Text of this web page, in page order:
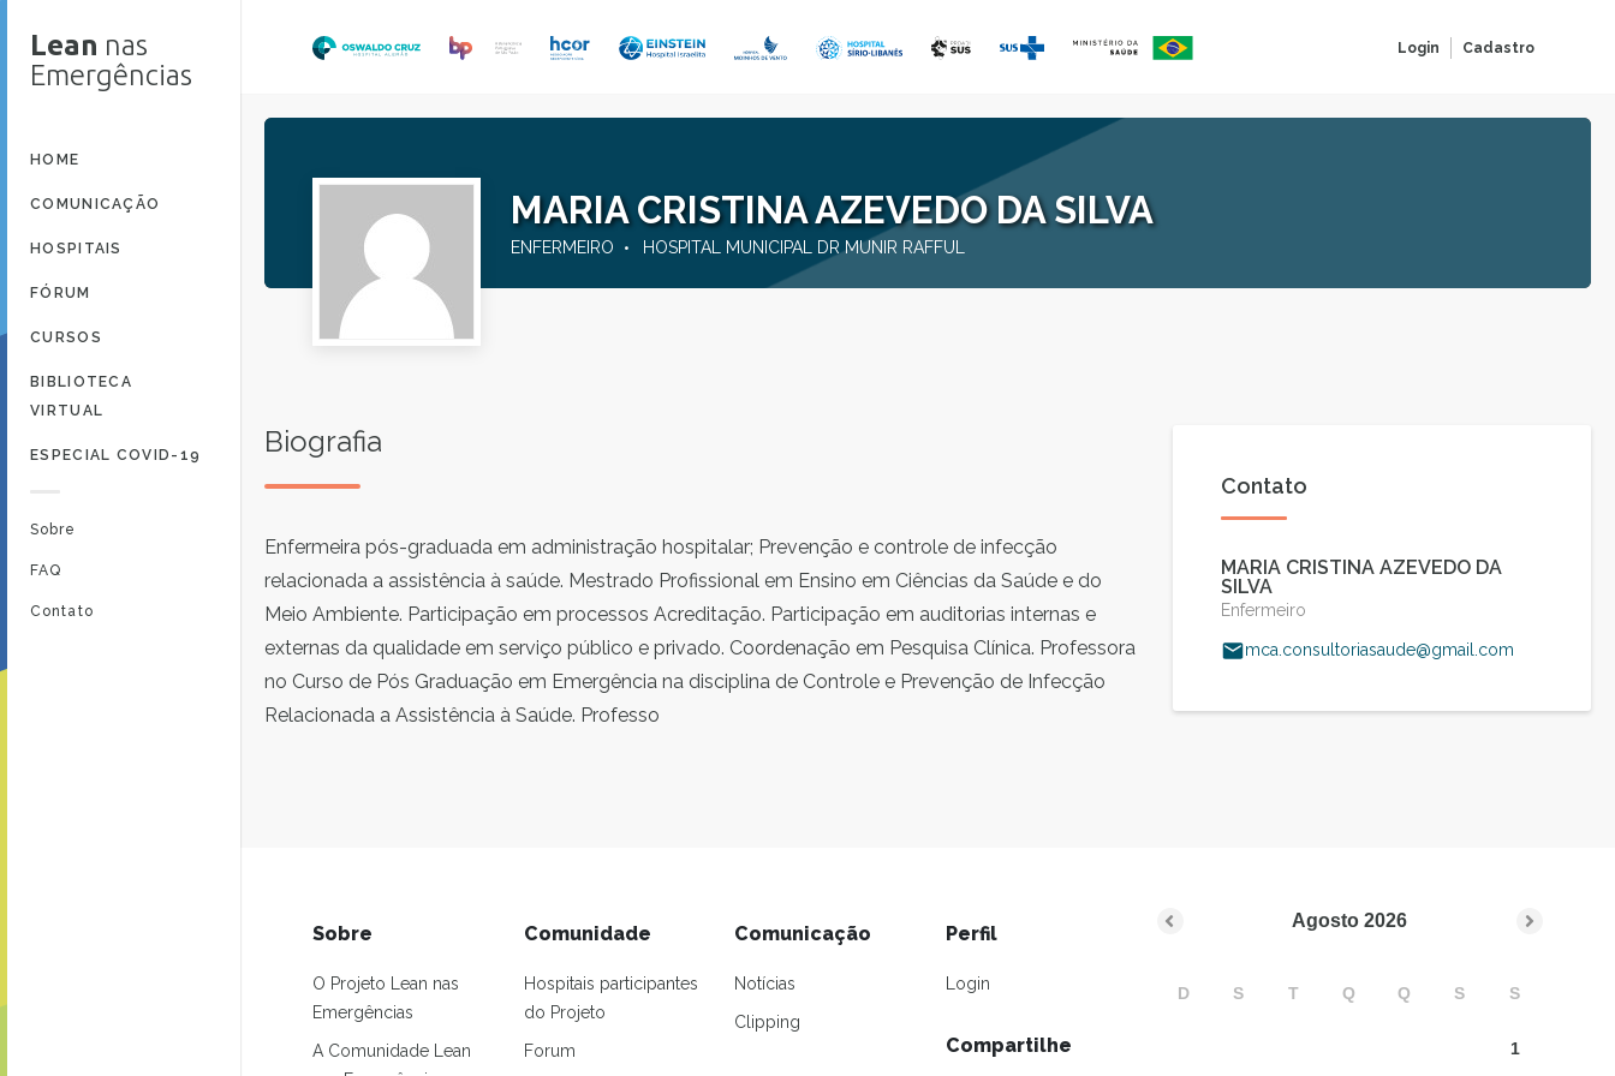
Login Cadastro
Lean nas
Emergências
HOME
COMUNICAÇÃO
HOSPITAIS
FÓRUM
CURSOS
BIBLIOTECA
VIRTUAL
ESPECIAL COVID-19
Sobre
FAQ
Contato
MARIA CRISTINA AZEVEDO DA SILVA
ENFERMEIRO HOSPITAL MUNICIPAL DR MUNIR RAFFUL
Biografia
Enfermeira pós-graduada em administração hospitalar; Prevenção e controle de infecção
relacionada a assistência à saúde. Mestrado Profissional em Ensino em Ciências da Saúde e do
Meio Ambiente. Participação em processos Acreditação. Participação em auditorias internas e
externas da qualidade em serviço público e privado. Coordenação em Pesquisa Clínica. Professora
no Curso de Pós Graduação em Emergência na disciplina de Controle e Prevenção de Infecção
Relacionada a Assistência à Saúde. Professo
Contato
MARIA CRISTINA AZEVEDO DA
SILVA
Enfermeiro
mca.consultoriasaude@gmail.com
Sobre
O Projeto Lean nas
Emergências
A Comunidade Lean
Comunidade
Hospitais participantes
do Projeto
Forum
Comunicação
Notícias
Clipping
Perfil
Login
Compartilhe
Agosto 2026
D S T Q Q S S
1